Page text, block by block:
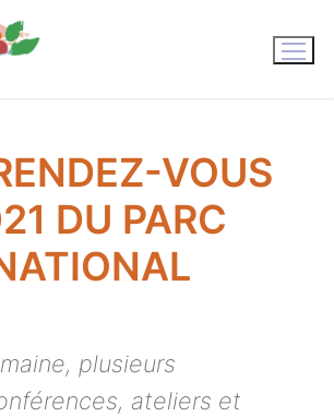
VOUS
DU PARC
plusieurs
ateliers et